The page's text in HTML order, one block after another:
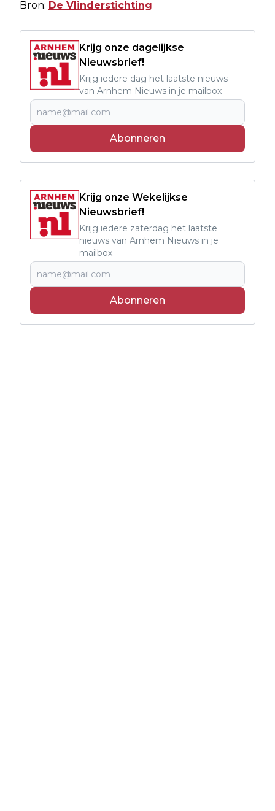
Bron: De Vlinderstichting
Krijg onze dagelijkse
Nieuwsbrief!
Krijg iedere dag het laatste nieuws
van Arnhem Nieuws in je mailbox
Abonneren
Krijg onze Wekelijkse
Nieuwsbrief!
Krijg iedere zaterdag het laatste
nieuws van Arnhem Nieuws in je
mailbox
Abonneren